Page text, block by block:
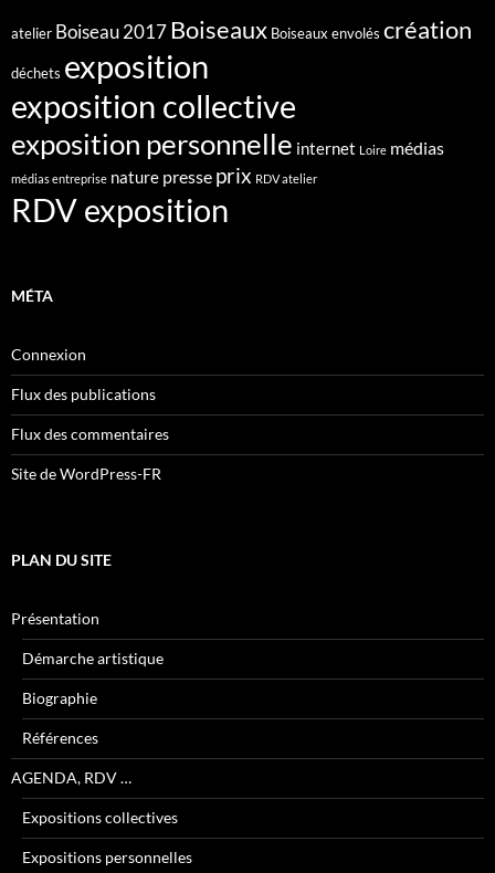
atelier Boiseau 2017Boiseaux Boiseaux envolés création
déchets exposition
exposition collective
exposition personnelle internet Loire médias
médias entreprise nature presse prix RDV atelier
RDV exposition
MÉTA
Connexion
Flux des publications
Flux des commentaires
Site de WordPress-FR
PLAN DU SITE
Présentation
Démarche artistique
Biographie
Références
AGENDA, RDV …
Expositions collectives
Expositions personnelles